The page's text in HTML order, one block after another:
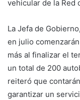
vehicular de la Red
La Jefa de
en julio
más al finalizar el
un total de 200
reiteró que
garantizar un